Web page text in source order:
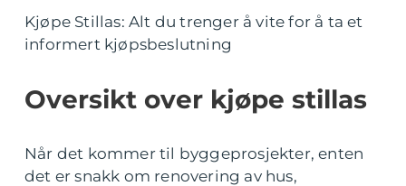
Kjøpe Stillas: Alt du trenger å vite for å ta et
informert kjøpsbeslutning
Oversikt over kjøpe stillas
Når det kommer til byggeprosjekter, enten
det er snakk om renovering av hus,